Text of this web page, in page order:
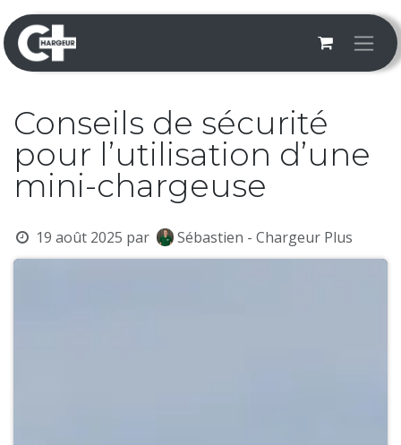
Se rendre au contenu
Conseils de sécurité
pour l’utilisation d’une
mini-chargeuse
19 août 2025 par Sébastien - Chargeur Plus